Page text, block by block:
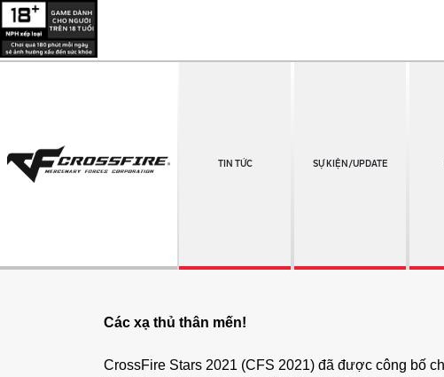
TIN TỨC SỰ KIỆN/UPDATE
Các xạ thủ thân mến!
CrossFire Stars 2021 (CFS 2021) đã được công bố